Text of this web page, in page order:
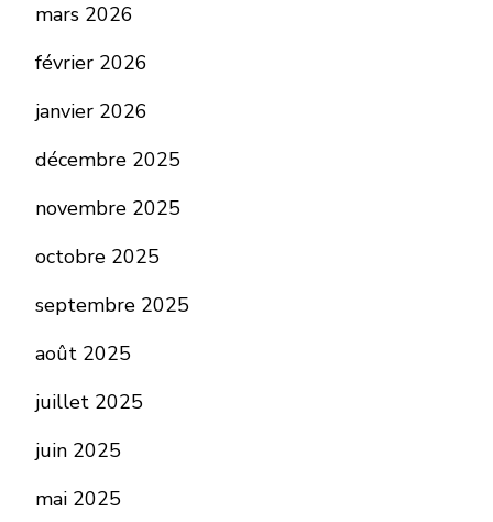
mars 2026
février 2026
janvier 2026
décembre 2025
novembre 2025
octobre 2025
septembre 2025
août 2025
juillet 2025
juin 2025
mai 2025